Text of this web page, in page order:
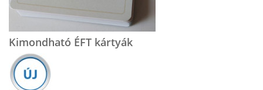
Kimondható ÉFT kártyák